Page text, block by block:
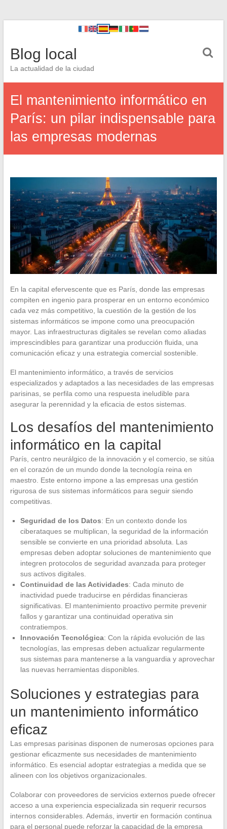
Blog local
La actualidad de la ciudad
El mantenimiento informático en
París: un pilar indispensable para
las empresas modernas
En la capital efervescente que es París, donde las empresas
compiten en ingenio para prosperar en un entorno económico
cada vez más competitivo, la cuestión de la gestión de los
sistemas informáticos se impone como una preocupación
mayor. Las infraestructuras digitales se revelan como aliadas
imprescindibles para garantizar una producción fluida, una
comunicación eficaz y una estrategia comercial sostenible.
El mantenimiento informático, a través de servicios
especializados y adaptados a las necesidades de las empresas
parisinas, se perfila como una respuesta ineludible para
asegurar la perennidad y la eficacia de estos sistemas.
Los desafíos del mantenimiento
informático en la capital
París, centro neurálgico de la innovación y el comercio, se sitúa
en el corazón de un mundo donde la tecnología reina en
maestro. Este entorno impone a las empresas una gestión
rigurosa de sus sistemas informáticos para seguir siendo
competitivas.
Seguridad de los Datos: En un contexto donde los
ciberataques se multiplican, la seguridad de la información
sensible se convierte en una prioridad absoluta. Las
empresas deben adoptar soluciones de mantenimiento que
integren protocolos de seguridad avanzada para proteger
sus activos digitales.
Continuidad de las Actividades: Cada minuto de
inactividad puede traducirse en pérdidas financieras
significativas. El mantenimiento proactivo permite prevenir
fallos y garantizar una continuidad operativa sin
contratiempos.
Innovación Tecnológica: Con la rápida evolución de las
tecnologías, las empresas deben actualizar regularmente
sus sistemas para mantenerse a la vanguardia y aprovechar
las nuevas herramientas disponibles.
Soluciones y estrategias para
un mantenimiento informático
eficaz
Las empresas parisinas disponen de numerosas opciones para
gestionar eficazmente sus necesidades de mantenimiento
informático. Es esencial adoptar estrategias a medida que se
alineen con los objetivos organizacionales.
Colaborar con proveedores de servicios externos puede ofrecer
acceso a una experiencia especializada sin requerir recursos
internos considerables. Además, invertir en formación continua
para el personal puede reforzar la capacidad de la empresa